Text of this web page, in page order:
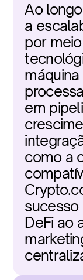
Ao
a
por
em
como a
sucesso
DeFi ao